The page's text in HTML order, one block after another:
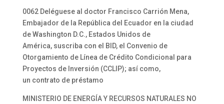
0062 Deléguese al doctor Francisco Carrión Mena,
Embajador de la República del Ecuador en la ciudad
de Washington D.C., Estados Unidos de
América, suscriba con el BID, el Convenio de
Otorgamiento de Línea de Crédito Condicional para
Proyectos de Inversión (CCLIP); así como,
un contrato de préstamo
MINISTERIO DE ENERGÍA Y RECURSOS NATURALES NO